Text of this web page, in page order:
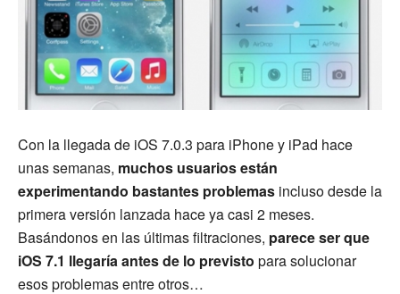
Con la llegada de iOS 7.0.3 para iPhone y iPad hace
unas semanas, muchos usuarios están
experimentando bastantes problemas incluso desde la
primera versión lanzada hace ya casi 2 meses.
Basándonos en las últimas filtraciones, parece ser que
iOS 7.1 llegaría antes de lo previsto para solucionar
esos problemas entre otros…